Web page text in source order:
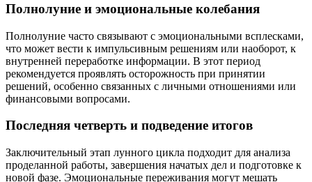
Полнолуние и эмоциональные колебания
Полнолуние часто связывают с эмоциональными всплесками,
что может вести к импульсивным решениям или наоборот, к
внутренней переработке информации. В этот период
рекомендуется проявлять осторожность при принятии
решений, особенно связанных с личными отношениями или
финансовыми вопросами.
Последняя четверть и подведение итогов
Заключительный этап лунного цикла подходит для анализа
проделанной работы, завершения начатых дел и подготовке к
новой фазе. Эмоциональные переживания могут мешать